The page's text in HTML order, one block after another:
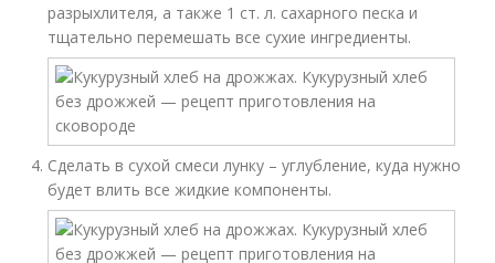
разрыхлителя, а также 1 ст. л. сахарного песка и
тщательно перемешать все сухие ингредиенты.
Сделать в сухой смеси лунку – углубление, куда нужно
будет влить все жидкие компоненты.